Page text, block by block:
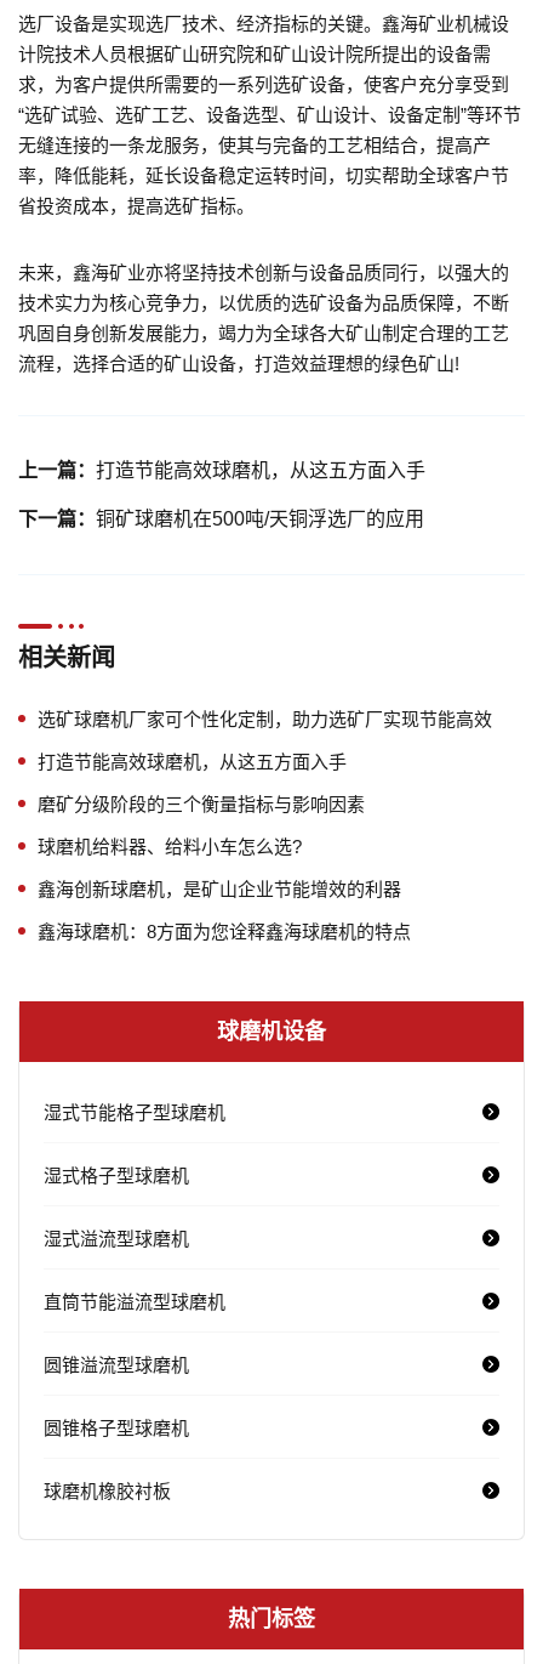
选厂设备是实现选厂技术、经济指标的关键。鑫海矿业机械设
计院技术人员根据矿山研究院和矿山设计院所提出的设备需
求，为客户提供所需要的一系列选矿设备，使客户充分享受到
“选矿试验、选矿工艺、设备选型、矿山设计、设备定制”等环节
无缝连接的一条龙服务，使其与完备的工艺相结合，提高产
率，降低能耗，延长设备稳定运转时间，切实帮助全球客户节
省投资成本，提高选矿指标。
未来，鑫海矿业亦将坚持技术创新与设备品质同行，以强大的
技术实力为核心竞争力，以优质的选矿设备为品质保障，不断
巩固自身创新发展能力，竭力为全球各大矿山制定合理的工艺
流程，选择合适的矿山设备，打造效益理想的绿色矿山!
上一篇： 打造节能高效球磨机，从这五方面入手
下一篇： 铜矿球磨机在500吨/天铜浮选厂的应用
相关新闻
选矿球磨机厂家可个性化定制，助力选矿厂实现节能高效
打造节能高效球磨机，从这五方面入手
磨矿分级阶段的三个衡量指标与影响因素
球磨机给料器、给料小车怎么选?
鑫海创新球磨机，是矿山企业节能增效的利器
鑫海球磨机：8方面为您诠释鑫海球磨机的特点
球磨机设备
湿式节能格子型球磨机
湿式格子型球磨机
湿式溢流型球磨机
直筒节能溢流型球磨机
圆锥溢流型球磨机
圆锥格子型球磨机
球磨机橡胶衬板
热门标签